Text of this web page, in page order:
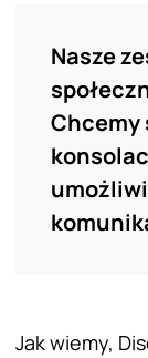
Nasze
Chcemy
Jak wiemy,